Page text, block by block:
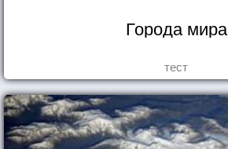
Города мира
тест